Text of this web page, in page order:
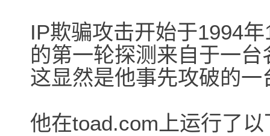
IP欺骗攻击开始于1994
的第一轮探测来自于一
这显然是他事先攻破的
他在toad.com上运行了